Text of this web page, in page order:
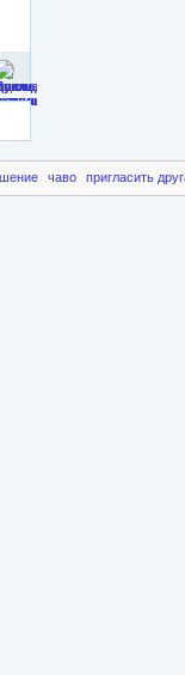
чаво пригласить